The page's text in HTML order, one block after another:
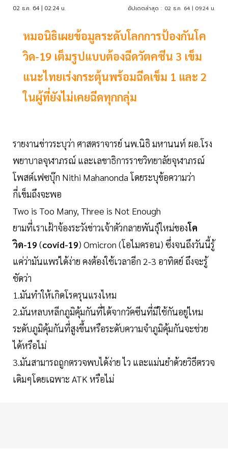
02 ธ.ค. 64 | 02:24 น. อัปเดตล่าสุด : 02 ธ.ค. 64 | 09:24 น.
หมอนิธิเผยข้อมูลระดับโลกการป้องกันโค
วิด-19 เต็มรูปแบบต้องฉีดวัตคซีน 3 เข็ม
แนะไทยเร่งกระตุ้นพร้อมฉีดเข็ม 1 และ 2
ในผู้ที่ยังไม่เคยฉีดทุกกลุ่ม
รายงานข่าวระบุว่า ศาสตราจารย์ นพ.นิธิ มหานนท์ ผอ.โรง
พยาบาลจุฬาภรณ์ และเลขาธิการราชวิทยาลัยจุฬาภรณ์
โพสต์เฟซบุ๊ก Nithi Mahanonda โดยระบุข้อความว่า
กี่เข็มถึงจะพอ
Two is Too Many, Three is Not Enough
ยามที่เราเฝ้าจ้องระวังข่าวเจ้าตัวกลายพันธุ์ใหม่ของโค
วิด-19 (covid-19) Omicron (โอไมครอน) ซึ่งจนถึงวันนี้รู้
แค่ว่ามันแพร่ได้ง่าย คงต้องใช้เวลาอีก 2-3 อาทิตย์ ถึงจะรู้
ชัดว่า
1.มันทำให้เกิดโรครุนแรงไหม
2.มันหลบหลีกภูมิคุ้มกันที่ได้จากวัคซีนที่มีใช้กันอยู่ไหม
ระดับภูมิคุ้มกันที่สูงขึ้นหรือระดับความจำภูมิคุ้มกันจะช่วย
ได้หรือไม่
3.มันสามารถถูกตรวจพบได้ง่าย ไว และแม่นยำด้วยวิธีตรวจ
เดิมๆโดยเฉพาะ ATK หรือไม่